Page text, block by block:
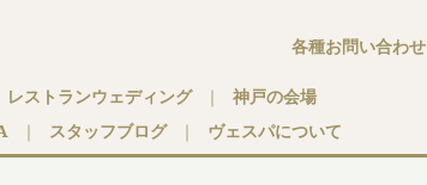
各種お問い合わせ
レストランウェディング ｜
神戸の会場
｜ スタッフブログ ｜ ヴェスパについて